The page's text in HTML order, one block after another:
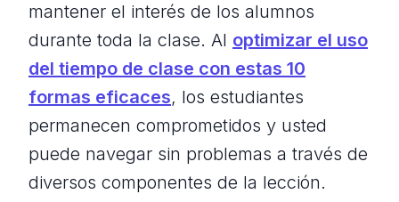
mantener el interés de los alumnos
durante toda la clase. Al optimizar el uso
del tiempo de clase con estas 10
formas eficaces, los estudiantes
permanecen comprometidos y usted
puede navegar sin problemas a través de
diversos componentes de la lección.